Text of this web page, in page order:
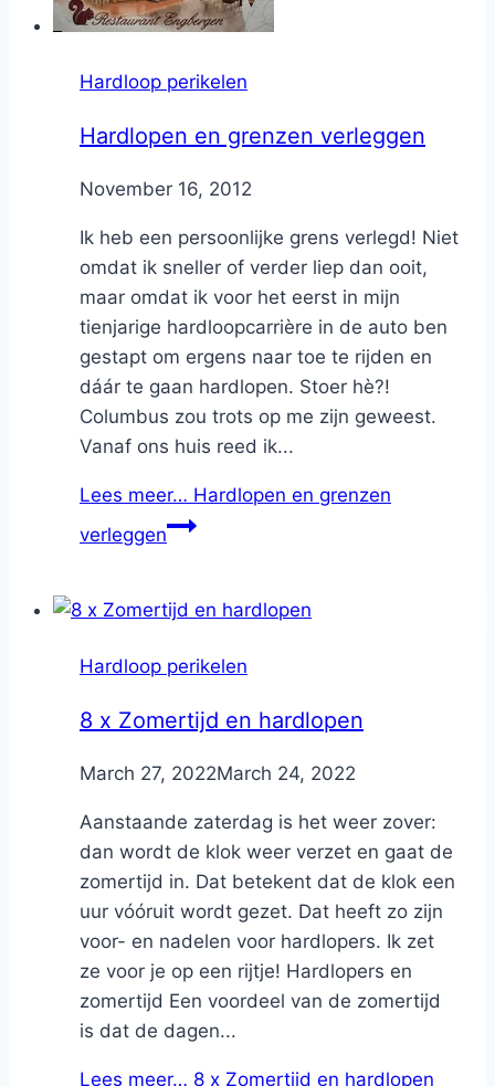
Hardloop perikelen
Hardlopen en grenzen verleggen
ByNicole
November 16, 2012
Ik heb een persoonlijke grens verlegd! Niet
omdat ik sneller of verder liep dan ooit,
maar omdat ik voor het eerst in mijn
tienjarige hardloopcarrière in de auto ben
gestapt om ergens naar toe te rijden en
dáár te gaan hardlopen. Stoer hè?!
Columbus zou trots op me zijn geweest.
Vanaf ons huis reed ik...
Lees meer… Hardlopen en grenzen
verleggen
Hardloop perikelen
8 x Zomertijd en hardlopen
ByNicole
March 27, 2022March 24, 2022
Aanstaande zaterdag is het weer zover:
dan wordt de klok weer verzet en gaat de
zomertijd in. Dat betekent dat de klok een
uur vóóruit wordt gezet. Dat heeft zo zijn
voor- en nadelen voor hardlopers. Ik zet
ze voor je op een rijtje! Hardlopers en
zomertijd Een voordeel van de zomertijd
is dat de dagen...
Lees meer… 8 x Zomertijd en hardlopen